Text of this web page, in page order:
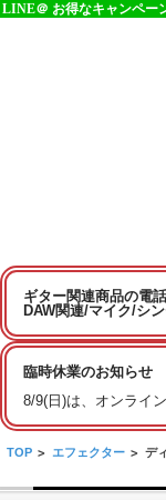
LINE＠ お得なキャンペー
ギター関連商品の電
DAW関連/マイク/シ
臨時休業のお知らせ
8/9(日)は、オンライ
TOP > エフェクター > デ